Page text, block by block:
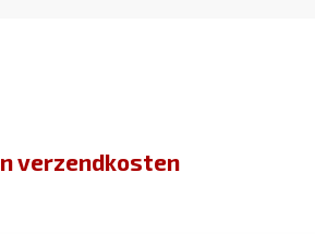
verzendkosten